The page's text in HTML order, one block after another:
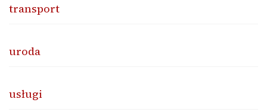
transport
uroda
usługi